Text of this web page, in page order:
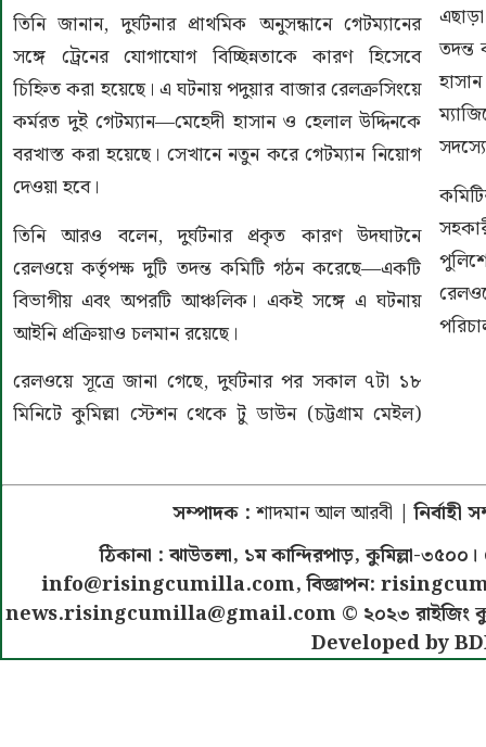
তিনি জানান, দুর্ঘটনার প্রাথমিক অনুসন্ধানে গেটম্যানের
সঙ্গে ট্রেনের যোগাযোগ বিচ্ছিন্নতাকে কারণ হিসেবে
চিহ্নিত করা হয়েছে। এ ঘটনায় পদুয়ার বাজার রেলক্রসিংয়ে
কর্মরত দুই গেটম্যান—মেহেদী হাসান ও হেলাল উদ্দিনকে
বরখাস্ত করা হয়েছে। সেখানে নতুন করে গেটম্যান নিয়োগ
দেওয়া হবে।
তিনি আরও বলেন, দুর্ঘটনার প্রকৃত কারণ উদঘাটনে
রেলওয়ে কর্তৃপক্ষ দুটি তদন্ত কমিটি গঠন করেছে—একটি
বিভাগীয় এবং অপরটি আঞ্চলিক। একই সঙ্গে এ ঘটনায়
আইনি প্রক্রিয়াও চলমান রয়েছে।
রেলওয়ে সূত্রে জানা গেছে, দুর্ঘটনার পর সকাল ৭টা ১৮
মিনিটে কুমিল্লা স্টেশন থেকে টু ডাউন (চট্টগ্রাম মেইল)
তদন্ত
সম্পাদক : শাদমান আল আরবী | নির্বাহী
ঠিকানা : ঝাউতলা, ১ম কান্দিরপাড়, কুমিল্লা-
info@risingcumilla.com, বিজ্ঞাপন:
news.risingcumilla@gmail.com © ২০২৩ রাইজিং
Developed by